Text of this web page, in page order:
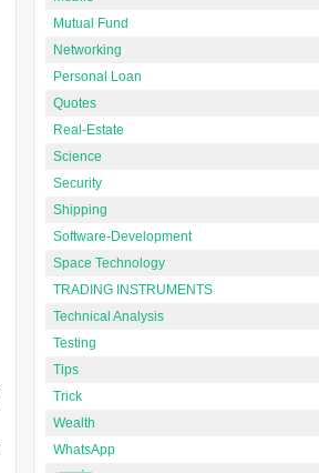
Mutual Fund
Networking
Personal Loan
Quotes
Real-Estate
Science
Security
Shipping
Software-Development
Space Technology
TRADING INSTRUMENTS
Technical Analysis
Testing
Tips
Trick
Wealth
WhatsApp